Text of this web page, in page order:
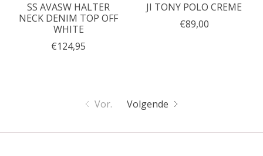
SS AVASW HALTER
NECK DENIM TOP OFF
WHITE
€124,95
JI TONY POLO CREME
€89,00
Vor. Volgende